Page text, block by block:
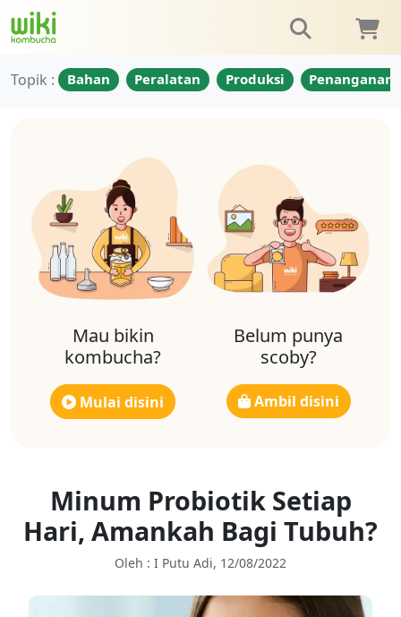
Topik : Bahan Peralatan Produksi Penanganan
Mau bikin
kombucha?
Mulai disini
Belum punya
scoby?
Ambil disini
Minum Probiotik Setiap
Hari, Amankah Bagi Tubuh?
Oleh : I Putu Adi, 12/08/2022